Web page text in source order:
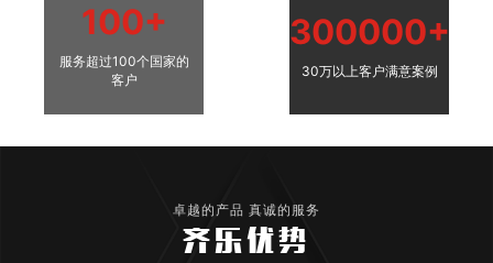
100+
服务超过100个国家的
客户
300000+
30万以上客户满意案例
卓越的产品 真诚的服务
齐乐优势